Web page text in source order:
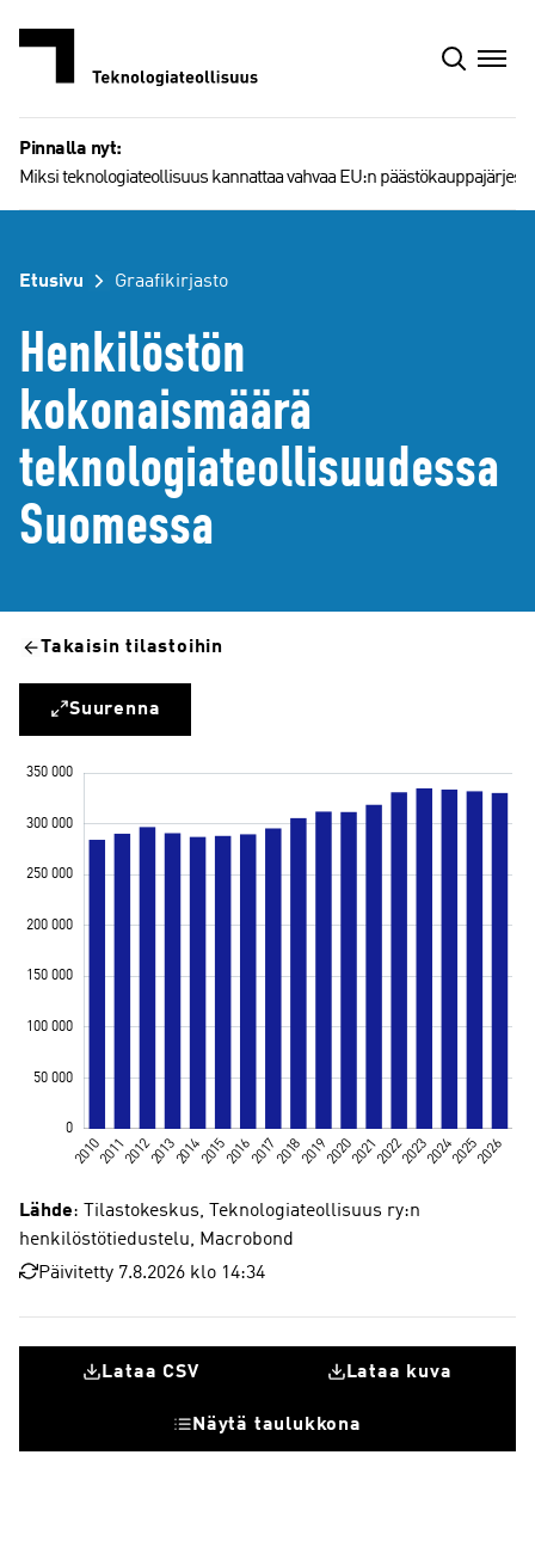
Pinnalla nyt:
Miksi teknologiateollisuus kannattaa vahvaa EU:n
Etusivu Graafikirjasto
Henkilöstön
kokonaismäärä
teknologiateollisuudessa
Suomessa
Takaisin tilastoihin
Suurenna
Lähde: Tilastokeskus, Teknologiateollisuus ry:n
henkilöstötiedustelu, Macrobond
Päivitetty 7.8.2026 klo 14:34
Lataa CSV Lataa kuva
Näytä taulukkona